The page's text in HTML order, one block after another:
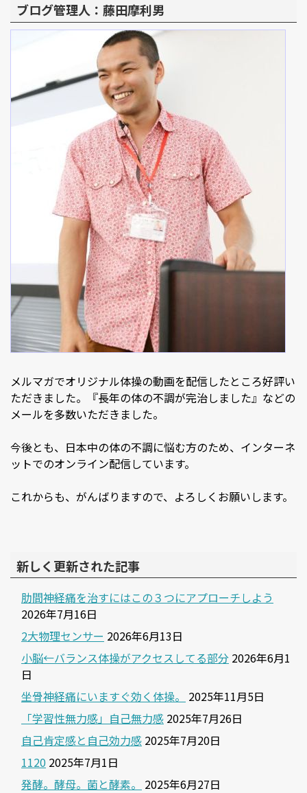
ブログ管理人：藤田摩利男
メルマガでオリジナル体操の動画を配信したところ好評い
ただきました。『長年の体の不調が完治しました』などの
メールを多数いただきました。
今後とも、日本中の体の不調に悩む方のため、インターネ
ットでのオンライン配信しています。
これからも、がんばりますので、よろしくお願いします。
新しく更新された記事
肋間神経痛を治すにはこの３つにアプローチしよう
2026年7月16日
2大物理センサー 2026年6月13日
小脳←バランス体操がアクセスしてる部分 2026年6月1
日
坐骨神経痛にいますぐ効く体操。
2025年11月5日
「学習性無力感」自己無力感 2025年7月26日
自己肯定感と自己効力感 2025年7月20日
1120 2025年7月1日
発酵。酵母。菌と酵素。
2025年6月27日